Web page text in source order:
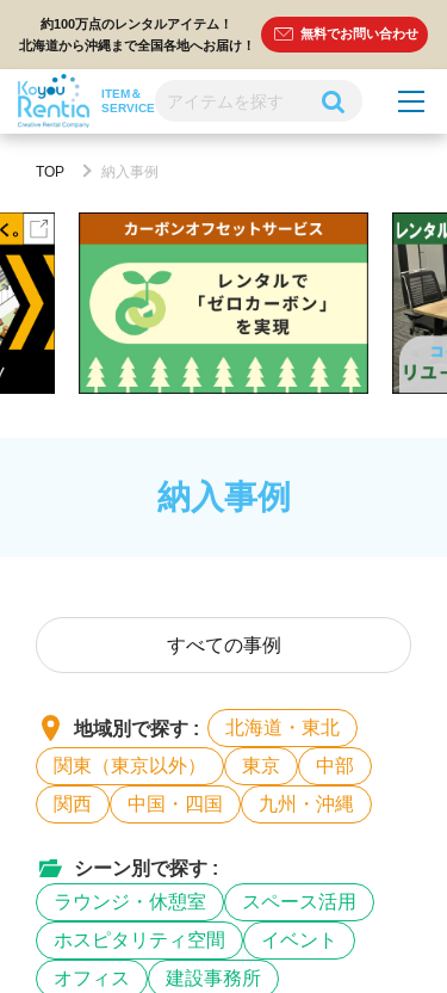
約100万点のレンタルアイテム！
北海道から沖縄まで全国各地へお届け！
無料でお問い合わせ
ITEM＆
SERVICE
TOP 納入事例
納入事例
すべての事例
地域別で探す :
北海道・東北
関東（東京以外）
東京
中部
関西
中国・四国 九州・沖縄
シーン別で探す :
ラウンジ・休憩室
スペース活用
ホスピタリティ空間
イベント
オフィス
建設事務所